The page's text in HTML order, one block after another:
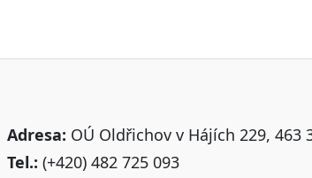
Adresa: OÚ Oldřichov v Hájích 229, 463
Tel.: (+420) 482 725 093